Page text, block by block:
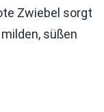
Zwiebel sorgt
süßen